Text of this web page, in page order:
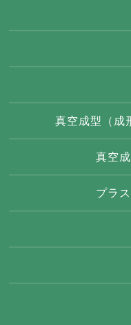
真空成型（成
真空
プラ